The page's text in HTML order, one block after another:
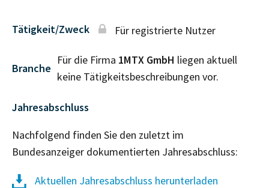
Tätigkeit/Zweck Für registrierte Nutzer
Branche
Für die Firma 1MTX GmbH liegen aktuell
keine Tätigkeitsbeschreibungen vor.
Jahresabschluss
Nachfolgend finden Sie den zuletzt im
Bundesanzeiger dokumentierten Jahresabschluss:
Aktuellen Jahresabschluss herunterladen